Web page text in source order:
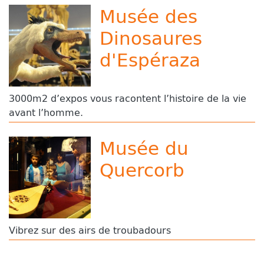
Musée des
Dinosaures
d'Espéraza
3000m2 d’expos vous racontent l’histoire de la vie
avant l’homme.
Musée du
Quercorb
Vibrez sur des airs de troubadours